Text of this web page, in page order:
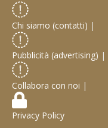
Chi siamo (contatti) |
Pubblicità (advertising) |
Collabora con noi |
Privacy Policy